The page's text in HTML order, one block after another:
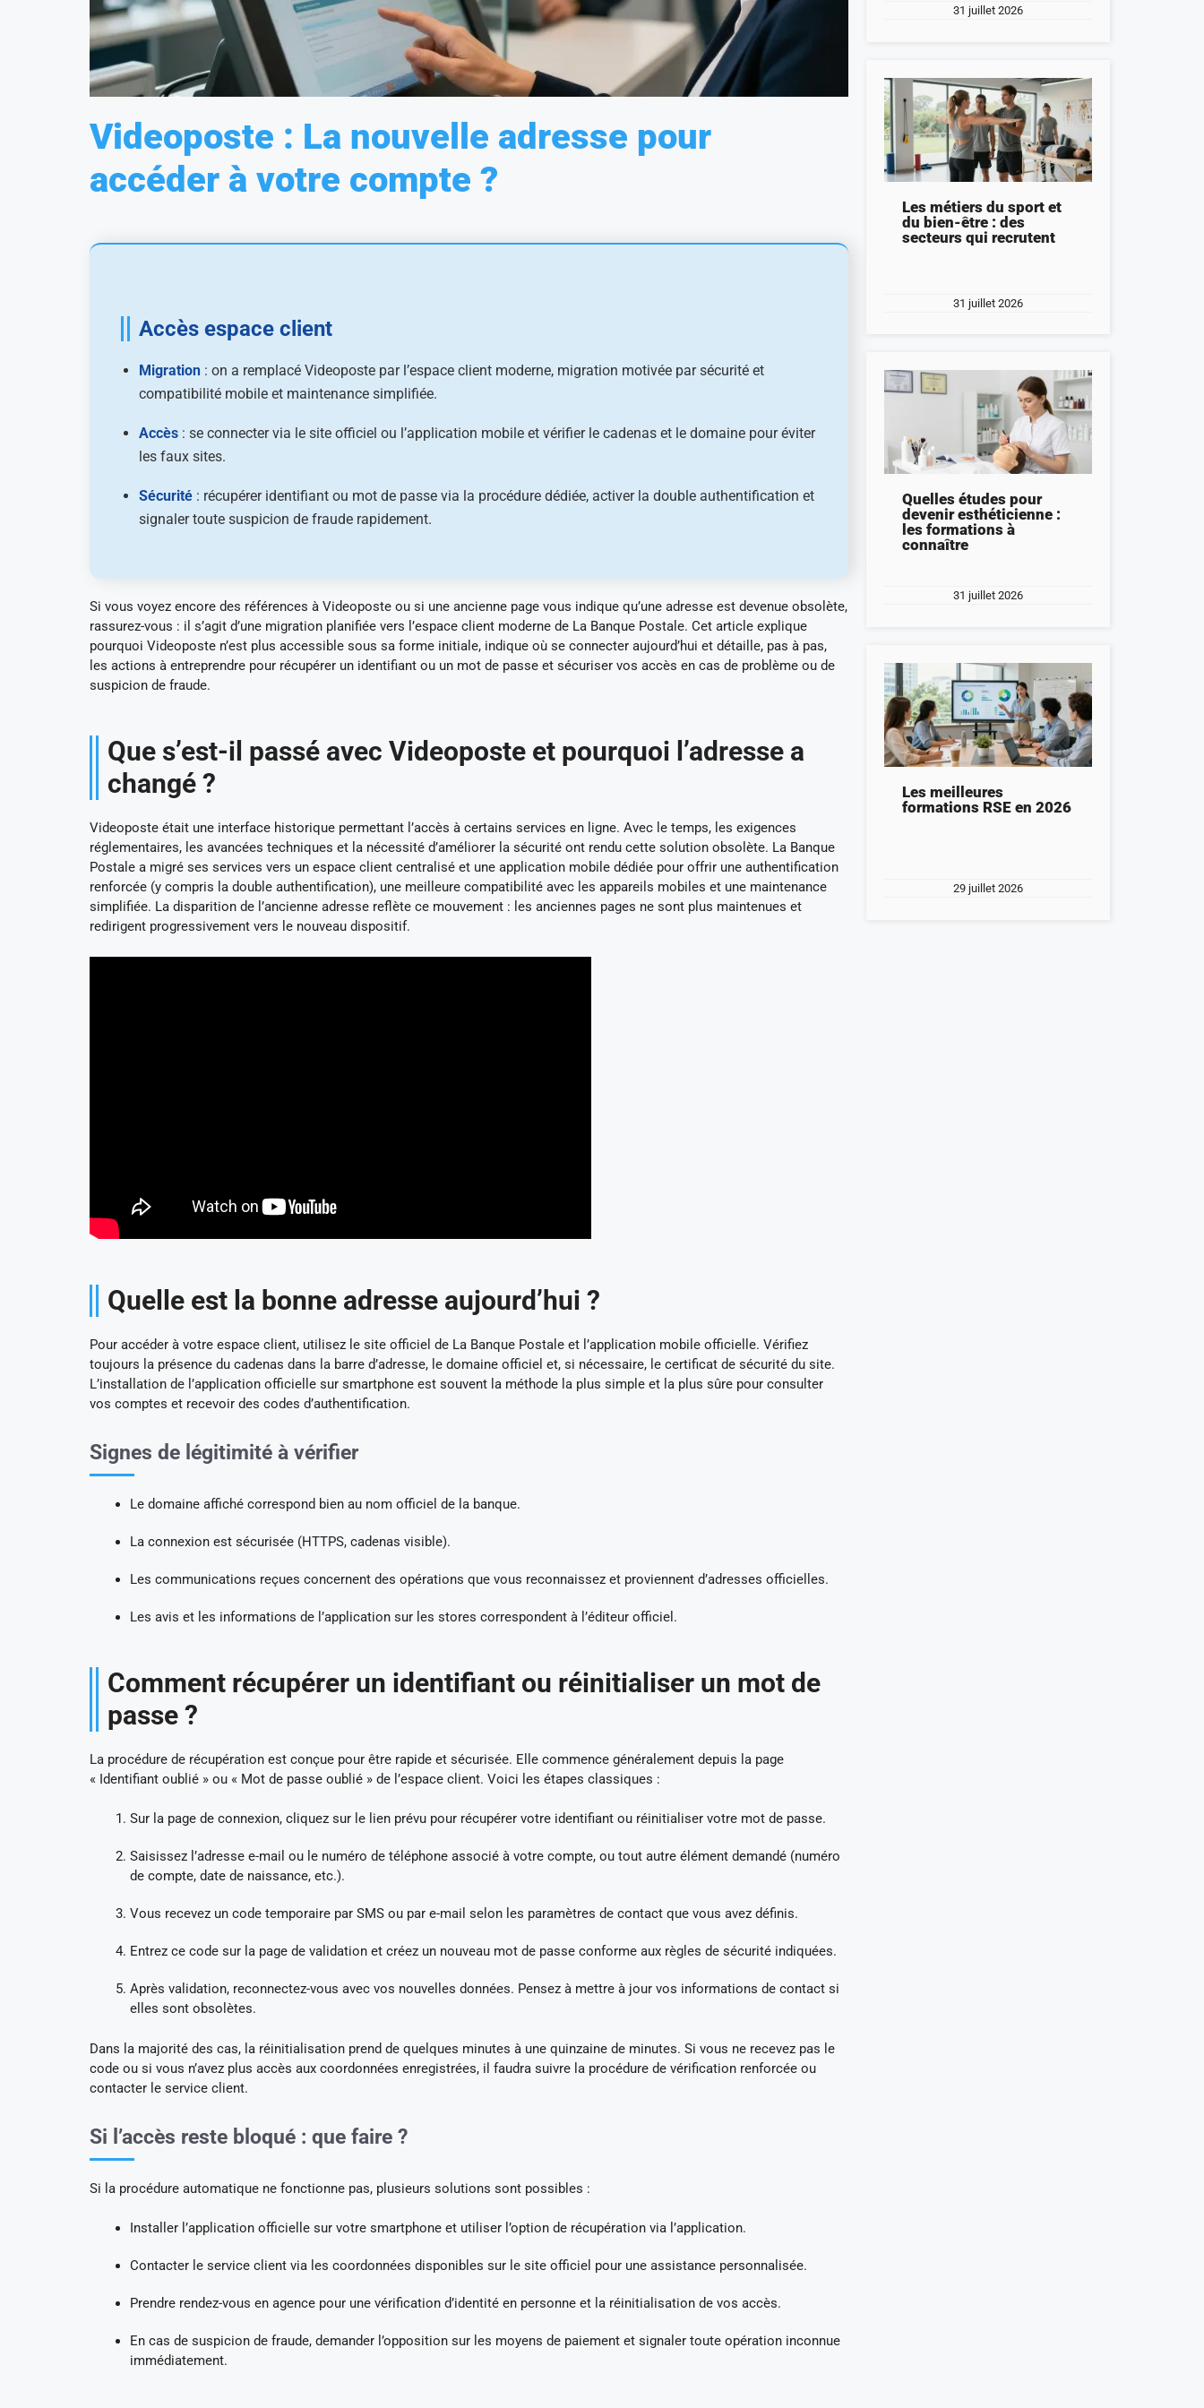
Videoposte : La nouvelle adresse pour
accéder à votre compte ?
Accès espace client
Migration : on a remplacé Videoposte par l’espace client moderne, migration motivée par sécurité et
compatibilité mobile et maintenance simplifiée.
Accès : se connecter via le site officiel ou l’application mobile et vérifier le cadenas et le domaine pour éviter
les faux sites.
Sécurité : récupérer identifiant ou mot de passe via la procédure dédiée, activer la double authentification et
signaler toute suspicion de fraude rapidement.
Si vous voyez encore des références à Videoposte ou si une ancienne page vous indique qu’une adresse est devenue obsolète,
rassurez-vous : il s’agit d’une migration planifiée vers l’espace client moderne de La Banque Postale. Cet article explique
pourquoi Videoposte n’est plus accessible sous sa forme initiale, indique où se connecter aujourd’hui et détaille, pas à pas,
les actions à entreprendre pour récupérer un identifiant ou un mot de passe et sécuriser vos accès en cas de problème ou de
suspicion de fraude.
Que s’est-il passé avec Videoposte et pourquoi l’adresse a
changé ?
Videoposte était une interface historique permettant l’accès à certains services en ligne. Avec le temps, les exigences
réglementaires, les avancées techniques et la nécessité d’améliorer la sécurité ont rendu cette solution obsolète. La Banque
Postale a migré ses services vers un espace client centralisé et une application mobile dédiée pour offrir une authentification
renforcée (y compris la double authentification), une meilleure compatibilité avec les appareils mobiles et une maintenance
simplifiée. La disparition de l’ancienne adresse reflète ce mouvement : les anciennes pages ne sont plus maintenues et
redirigent progressivement vers le nouveau dispositif.
Quelle est la bonne adresse aujourd’hui ?
Pour accéder à votre espace client, utilisez le site officiel de La Banque Postale et l’application mobile officielle. Vérifiez
toujours la présence du cadenas dans la barre d’adresse, le domaine officiel et, si nécessaire, le certificat de sécurité du site.
L’installation de l’application officielle sur smartphone est souvent la méthode la plus simple et la plus sûre pour consulter
vos comptes et recevoir des codes d’authentification.
Signes de légitimité à vérifier
Le domaine affiché correspond bien au nom officiel de la banque.
La connexion est sécurisée (HTTPS, cadenas visible).
Les communications reçues concernent des opérations que vous reconnaissez et proviennent d’adresses officielles.
Les avis et les informations de l’application sur les stores correspondent à l’éditeur officiel.
Comment récupérer un identifiant ou réinitialiser un mot de
passe ?
La procédure de récupération est conçue pour être rapide et sécurisée. Elle commence généralement depuis la page
« Identifiant oublié » ou « Mot de passe oublié » de l’espace client. Voici les étapes classiques :
Sur la page de connexion, cliquez sur le lien prévu pour récupérer votre identifiant ou réinitialiser votre mot de passe.
Saisissez l’adresse e-mail ou le numéro de téléphone associé à votre compte, ou tout autre élément demandé (numéro
de compte, date de naissance, etc.).
Vous recevez un code temporaire par SMS ou par e-mail selon les paramètres de contact que vous avez définis.
Entrez ce code sur la page de validation et créez un nouveau mot de passe conforme aux règles de sécurité indiquées.
Après validation, reconnectez-vous avec vos nouvelles données. Pensez à mettre à jour vos informations de contact si
elles sont obsolètes.
Dans la majorité des cas, la réinitialisation prend de quelques minutes à une quinzaine de minutes. Si vous ne recevez pas le
code ou si vous n’avez plus accès aux coordonnées enregistrées, il faudra suivre la procédure de vérification renforcée ou
contacter le service client.
Si l’accès reste bloqué : que faire ?
Si la procédure automatique ne fonctionne pas, plusieurs solutions sont possibles :
Installer l’application officielle sur votre smartphone et utiliser l’option de récupération via l’application.
Contacter le service client via les coordonnées disponibles sur le site officiel pour une assistance personnalisée.
Prendre rendez-vous en agence pour une vérification d’identité en personne et la réinitialisation de vos accès.
En cas de suspicion de fraude, demander l’opposition sur les moyens de paiement et signaler toute opération inconnue
immédiatement.
31 juillet 2026
Les métiers du sport et
du bien-être : des
secteurs qui recrutent
31 juillet 2026
Quelles études pour
devenir esthéticienne :
les formations à
connaître
31 juillet 2026
Les meilleures
formations RSE en 2026
29 juillet 2026